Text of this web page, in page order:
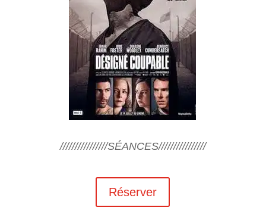
////////////////SÉANCES////////////////
Réserver